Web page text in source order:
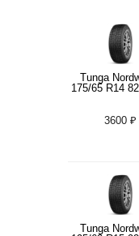
Tunga
175/65 R14
3600 ₽
Tunga